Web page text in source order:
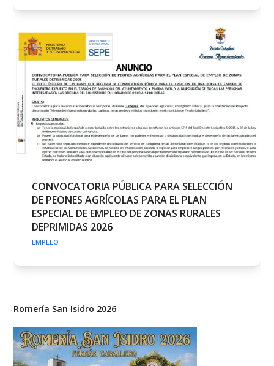
CONVOCATORIA PÚBLICA PARA SELECCIÓN
DE PEONES AGRÍCOLAS PARA EL PLAN
ESPECIAL DE EMPLEO DE ZONAS RURALES
DEPRIMIDAS 2026
EMPLEO
Romería San Isidro 2026